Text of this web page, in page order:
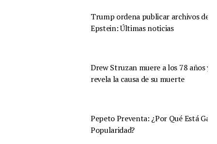
Trump ordena publicar archivos de
Epstein: Últimas noticias
Drew Struzan muere a los 78 años y
revela la causa de su muerte
Pepeto Preventa: ¿Por Qué Está
Popularidad?